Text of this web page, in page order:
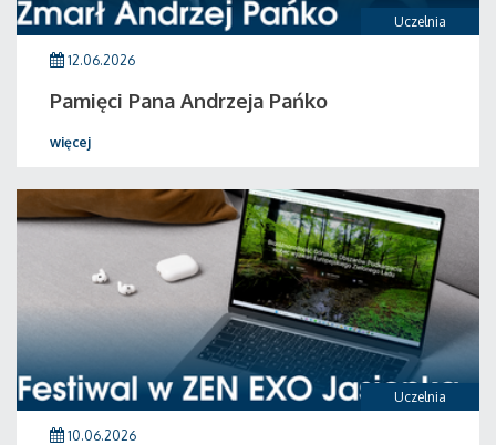
Uczelnia
12.06.2026
Pamięci Pana Andrzeja Pańko
więcej
Uczelnia
10.06.2026